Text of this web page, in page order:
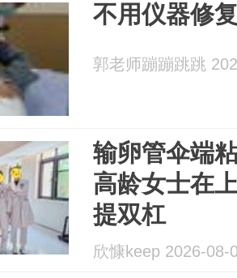
不用仪器修
郭老师蹦蹦跳跳
输卵管伞端
高龄女士在
提双杠
欣慷keep 2026-08-